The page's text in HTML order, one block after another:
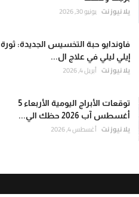
يلا نيوز نت يونيو 30, 2026
فاوندايو حبة التخسيس الجديدة: ثورة
إيلي ليلي في علاج ال...
يلا نيوز نت أبريل 4, 2026
توقعات الأبراج اليومية الأربعاء 5
أغسطس آب 2026 حظك الي...
يلا نيوز نت أغسطس 4, 2026